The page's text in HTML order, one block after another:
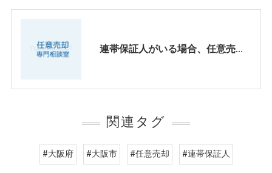
連帯保証人がいる場合、任意売却は出来る？？大阪・兵庫県神戸・京都
関連タグ
#大阪府 #大阪市 #任意売却 #連帯保証人